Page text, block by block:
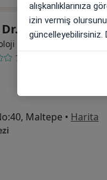
Oya
7 görüş
Maltepe • Harita
alışkanlıklarınıza
izin vermiş
güncelleyebilirsiniz.